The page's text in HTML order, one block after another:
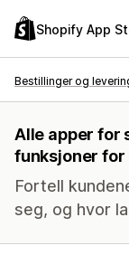
Shopify App
Bestillinger og
Alle apper for
funksjoner
Fortell
seg, og hvor